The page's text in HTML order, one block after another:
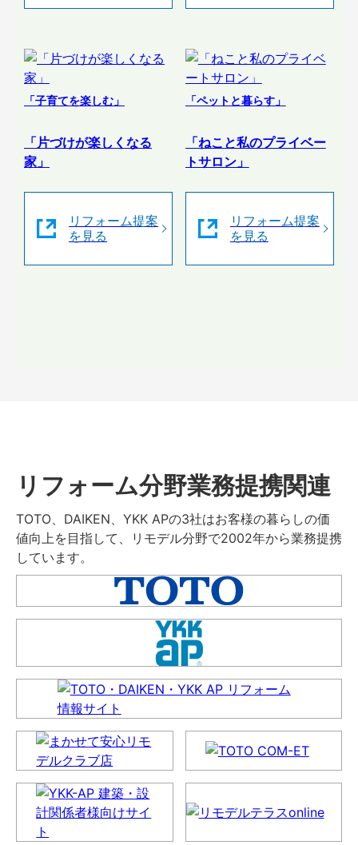
「子育てを楽しむ」
「片づけが楽しくなる
家」
リフォーム提案
を見る
「ペットと暮らす」
「ねこと私のプライベー
トサロン」
リフォーム提案
を見る
リフォーム分野業務提携関連
TOTO、DAIKEN、YKK APの3社はお客様の暮らしの価
値向上を目指して、リモデル分野で2002年から業務提携
しています。